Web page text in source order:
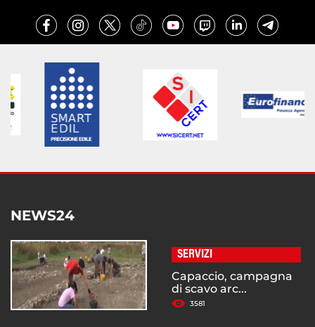
NEWS24
SERVIZI
Capaccio, campagna
di scavo arc...
3581